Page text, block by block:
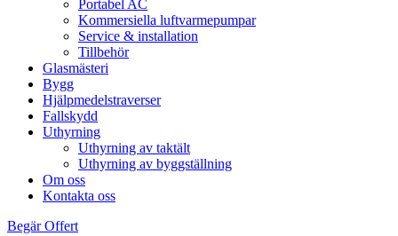
Portabel AC
Kommersiella luftvarmepumpar
Service & installation
Tillbehör
Glasmästeri
Bygg
Hjälpmedelstraverser
Fallskydd
Uthyrning
Uthyrning av taktält
Uthyrning av byggställning
Om oss
Kontakta oss
Begär Offert